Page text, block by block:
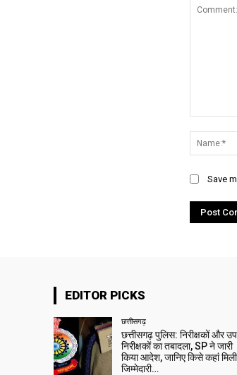
Save
EDITOR PICKS
छत्तीसगढ़
छत्तीसगढ़ पुलिस: निरीक्षकों और उप
निरीक्षकों का तबादला, SP ने जारी
किया आदेश, जानिए किसे कहां मिली
जिम्मेदारी…